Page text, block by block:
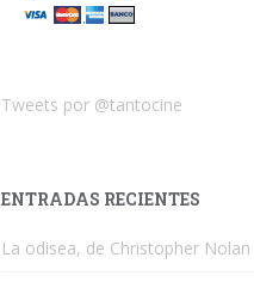
Tweets por @tantocine
ENTRADAS RECIENTES
La odisea, de Christopher Nolan